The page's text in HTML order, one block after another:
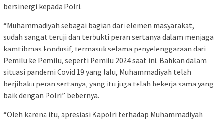
bersinergi kepada Polri.
“Muhammadiyah sebagai bagian dari elemen masyarakat,
sudah sangat teruji dan terbukti peran sertanya dalam menjaga
kamtibmas kondusif, termasuk selama penyelenggaraan dari
Pemilu ke Pemilu, seperti Pemilu 2024 saat ini. Bahkan dalam
situasi pandemi Covid 19 yang lalu, Muhammadiyah telah
berjibaku peran sertanya, yang itu juga telah bekerja sama yang
baik dengan Polri.” bebernya.
“Oleh karena itu, apresiasi Kapolri terhadap Muhammadiyah